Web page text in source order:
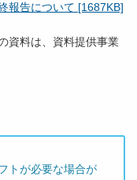
報告について [1687KB]
資料は、資料提供事業
トが必要な場合が